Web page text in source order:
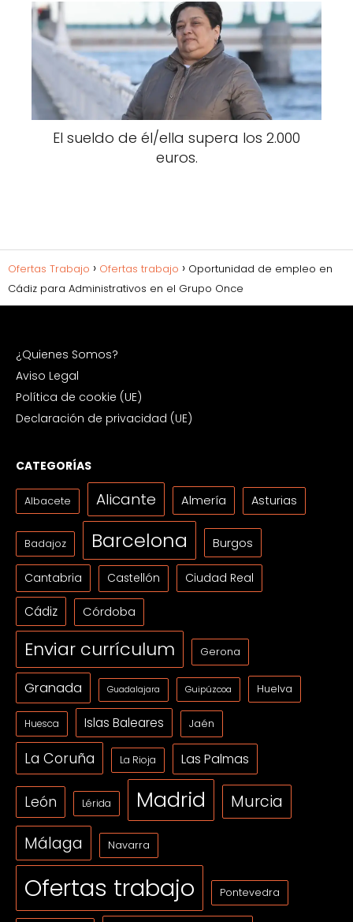
El sueldo de él/ella supera los 2.000
euros.
Ofertas Trabajo Ofertas trabajo
Oportunidad de empleo en
Cádiz para Administrativos en el Grupo Once
¿Quienes Somos?
Aviso Legal
Política de cookie (UE)
Declaración de privacidad (UE)
CATEGORÍAS
Albacete Alicante Almería Asturias
Badajoz Barcelona Burgos
Cantabria Castellón Ciudad Real
Cádiz Córdoba
Enviar currículum Gerona
Granada Guadalajara Guipúzcoa Huelva
Huesca Islas Baleares Jaén
La Coruña La Rioja Las Palmas
León Lérida Madrid Murcia
Málaga Navarra
Ofertas trabajo Pontevedra